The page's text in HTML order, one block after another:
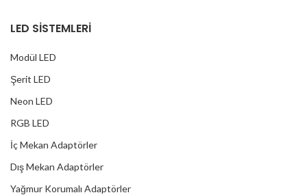
LED SİSTEMLERİ
Modül LED
Şerit LED
Neon LED
RGB LED
İç Mekan Adaptörler
Dış Mekan Adaptörler
Yağmur Korumalı Adaptörler